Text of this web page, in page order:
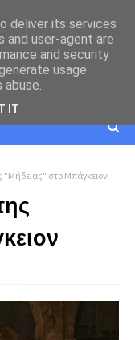
"Μήδειας" στο Μπάγκειον
deliver its services
and user-agent are
and security
usage
IT